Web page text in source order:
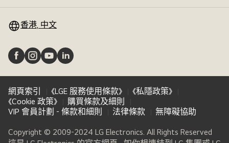
換 香港, 中文
網頁索引 《LGE 服務使用條款》
《私隱政策》
《Cookie 政策》
購買條款及細則
VIP 會員計劃 - 條款和細則
法律條款 無障礙協助
Copyright © 2009-2024 LG Electronics. All Rights Reserved